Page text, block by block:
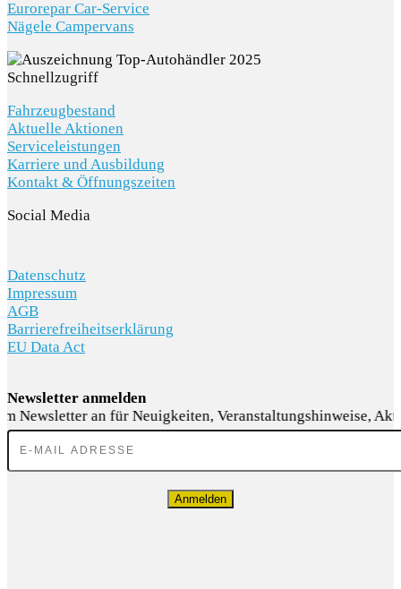
KARRIERE
Eurorepar Car-Service
Nägele Campervans
Schnellzugriff
Fahrzeugbestand
Aktuelle Aktionen
Serviceleistungen
Karriere und Ausbildung
Kontakt & Öffnungszeiten
Social Media
Datenschutz
Impressum
AGB
Barrierefreiheitserklärung
EU Data Act
Newsletter anmelden
Anmelden